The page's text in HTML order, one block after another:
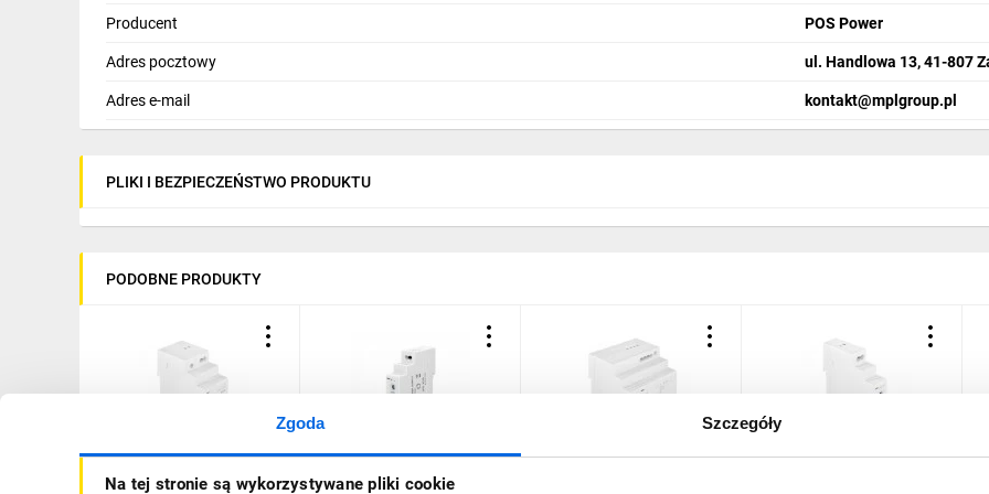
Zgoda Szczegóły
Na tej stronie są wykorzystywane pliki cookie
Producent POS Power
Adres pocztowy ul. Handlowa 13, 41-807
Adres e-mail kontakt@mplgroup.pl
PLIKI I BEZPIECZEŃSTWO PRODUKTU
PODOBNE PRODUKTY
Zasilacz impulsowy
Zasilacz na szynę DIN